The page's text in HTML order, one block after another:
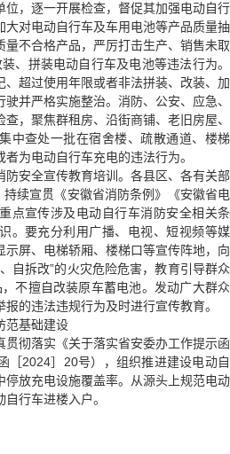
位，逐一开展检查，督促其加强电动自行
对电动自行车及车用电池等产品质量抽
不合格产品，严厉打击生产、销售未取
、拼装电动自行车及电池等违法行为。
、超过使用年限或者非法拼装、改装、加
并严格实施整治。消防、公安、应急、
，聚焦群租房、沿街商铺、老旧房屋、
中查处一批在宿舍楼、疏散通道、楼梯
为电动自行车充电的违法行为。
防安全宣传教育培训。各县区、各有关部
持续宣贯《安徽省消防条例》《安徽省电
点宣传涉及电动自行车消防安全相关条
。要充分利用广播、电视、短视频等媒
屏、电梯轿厢、楼梯口等宣传阵地，向
自拆改”的火灾危险危害，教育引导群众
不擅自改装原车蓄电池。发动广大群众
的违法违规行为及时进行宣传教育。
范基础建设
贯彻落实《关于落实省安委办工作提示函
［2024］20号），组织推进建设电动自
放充电设施覆盖率。从源头上规范电动
行车进楼入户。